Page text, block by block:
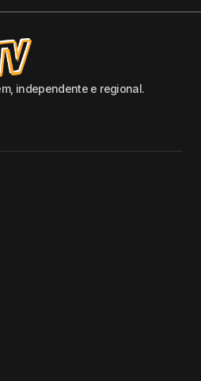
independente e regional.